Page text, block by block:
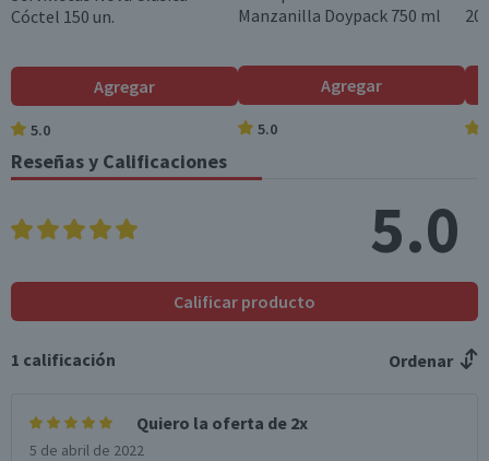
Cóctel 150 un.
Agregar
5.0
Manzanilla Doypack 750 ml
Agregar
5.0
Reseñas y Calificaciones
5.0
Calificar producto
1 calificación Ordenar
Quiero la oferta de 2x
5 de abril de 2022